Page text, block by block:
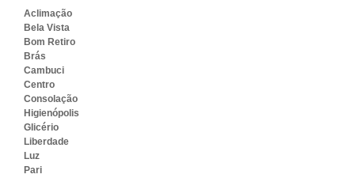
Aclimação
Bela Vista
Bom Retiro
Brás
Cambuci
Centro
Consolação
Higienópolis
Glicério
Liberdade
Luz
Pari